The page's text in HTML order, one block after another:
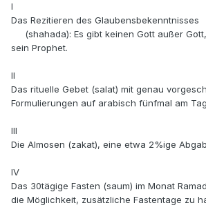
I
Das Rezitieren des Glaubensbekenntnisses
(shahada): Es gibt keinen Gott außer
sein Prophet.
II
Das rituelle Gebet (salat) mit genau
Formulierungen auf arabisch fünfmal am
III
Die Almosen (zakat), eine etwa 2%ige
IV
Das 30tägige Fasten (saum) im Monat
die Möglichkeit, zusätzliche Fastentage zu